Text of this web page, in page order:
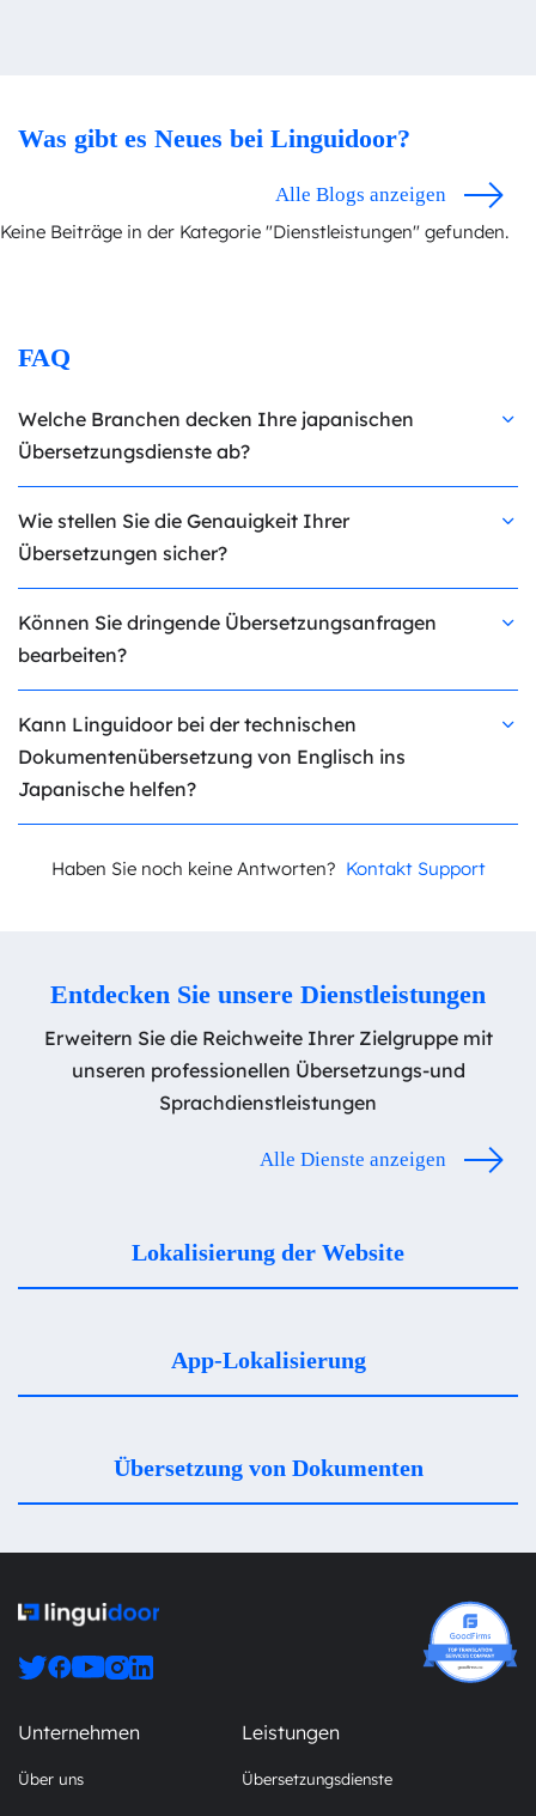
Was gibt es Neues bei Linguidoor?
Alle Blogs anzeigen
Keine Beiträge in der Kategorie "Dienstleistungen" gefunden.
FAQ
Welche Branchen decken Ihre japanischen
Übersetzungsdienste ab?
Wie stellen Sie die Genauigkeit Ihrer
Übersetzungen sicher?
Können Sie dringende Übersetzungsanfragen
bearbeiten?
Kann Linguidoor bei der technischen
Dokumentenübersetzung von Englisch ins
Japanische helfen?
Haben Sie noch keine Antworten? Kontakt Support
Entdecken Sie unsere Dienstleistungen
Erweitern Sie die Reichweite Ihrer Zielgruppe mit
unseren professionellen Übersetzungs-und
Sprachdienstleistungen
Alle Dienste anzeigen
Lokalisierung der Website
App-Lokalisierung
Übersetzung von Dokumenten
Unternehmen
Über uns
Leistungen
Übersetzungsdienste